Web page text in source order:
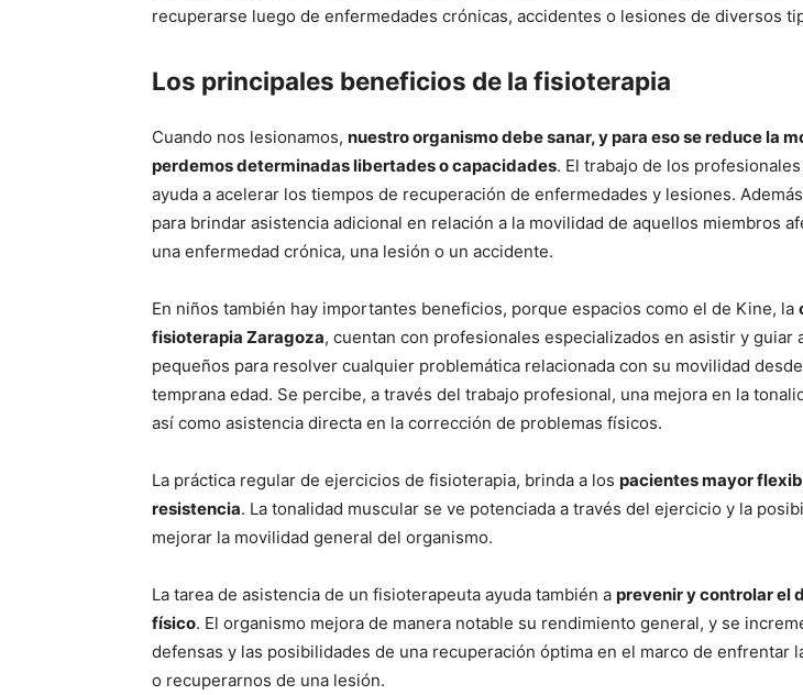
recuperarse luego de enfermedades crónicas, accidentes o lesiones de diversos
Los principales beneficios de la fisioterapia
Cuando nos lesionamos, nuestro organismo debe sanar, y para eso se reduce la
perdemos determinadas libertades o capacidades. El trabajo de los
ayuda a acelerar los tiempos de recuperación de enfermedades y lesiones.
para brindar asistencia adicional en relación a la movilidad de aquellos miembros
una enfermedad crónica, una lesión o un accidente.
En niños también hay importantes beneficios, porque espacios como el de Kine, la
fisioterapia Zaragoza, cuentan con profesionales especializados en asistir y guiar
pequeños para resolver cualquier problemática relacionada con su movilidad
temprana edad. Se percibe, a través del trabajo profesional, una mejora en la
así como asistencia directa en la corrección de problemas físicos.
La práctica regular de ejercicios de fisioterapia, brinda a los pacientes mayor
resistencia. La tonalidad muscular se ve potenciada a través del ejercicio y la
mejorar la movilidad general del organismo.
La tarea de asistencia de un fisioterapeuta ayuda también a prevenir y controlar el
físico. El organismo mejora de manera notable su rendimiento general, y se
defensas y las posibilidades de una recuperación óptima en el marco de enfrentar
o recuperarnos de una lesión.